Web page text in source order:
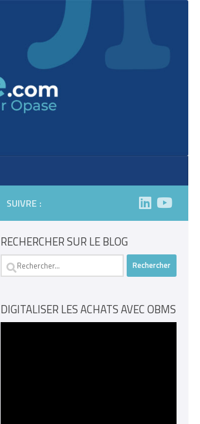
SUIVRE :
RECHERCHER SUR LE BLOG
Rechercher :
DIGITALISER LES ACHATS AVEC OBMS